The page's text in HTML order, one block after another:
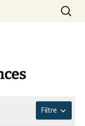
et
Filtre